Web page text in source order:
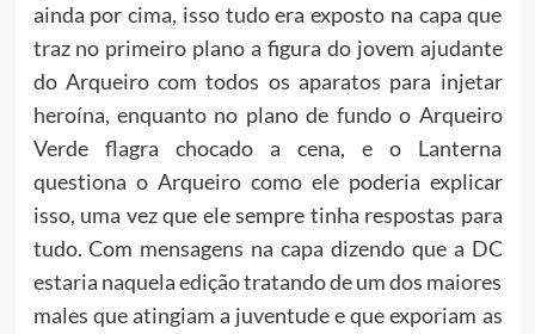
ainda por cima, isso tudo era exposto na capa que
traz no primeiro plano a figura do jovem ajudante
do Arqueiro com todos os aparatos para injetar
heroína, enquanto no plano de fundo o Arqueiro
Verde flagra chocado a cena, e o Lanterna
questiona o Arqueiro como ele poderia explicar
isso, uma vez que ele sempre tinha respostas para
tudo. Com mensagens na capa dizendo que a DC
estaria naquela edição tratando de um dos maiores
males que atingiam a juventude e que exporiam as